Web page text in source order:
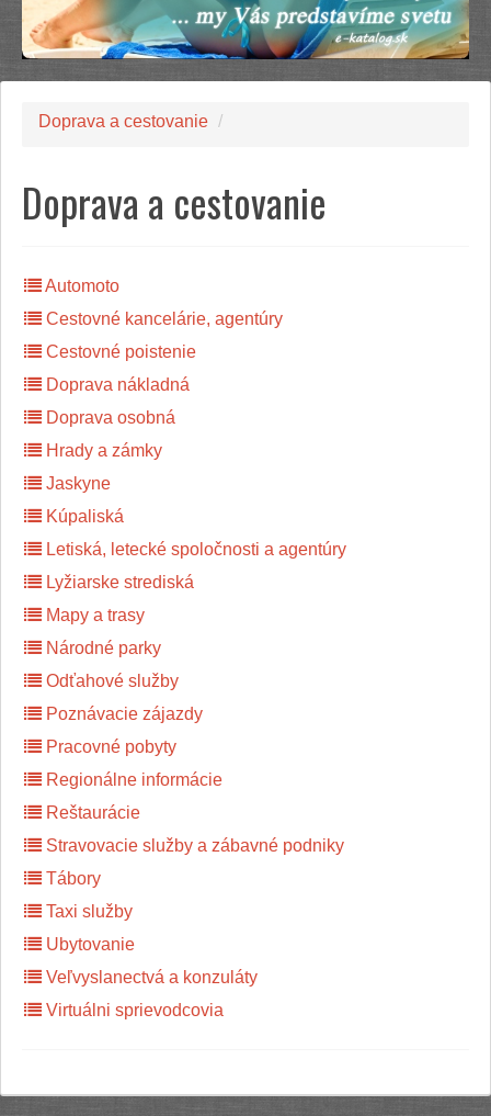
Doprava a cestovanie /
Doprava a cestovanie
Automoto
Cestovné kancelárie, agentúry
Cestovné poistenie
Doprava nákladná
Doprava osobná
Hrady a zámky
Jaskyne
Kúpaliská
Letiská, letecké spoločnosti a agentúry
Lyžiarske strediská
Mapy a trasy
Národné parky
Odťahové služby
Poznávacie zájazdy
Pracovné pobyty
Regionálne informácie
Reštaurácie
Stravovacie služby a zábavné podniky
Tábory
Taxi služby
Ubytovanie
Veľvyslanectvá a konzuláty
Virtuálni sprievodcovia